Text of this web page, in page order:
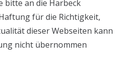
bitte an die Harbeck
für die Richtigkeit,
dieser Webseiten kann
nicht übernommen